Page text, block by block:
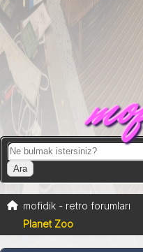
mofidik - retro forumları
Planet Zoo